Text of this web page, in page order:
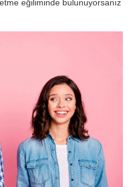
eğiliminde bulunuyorsanız